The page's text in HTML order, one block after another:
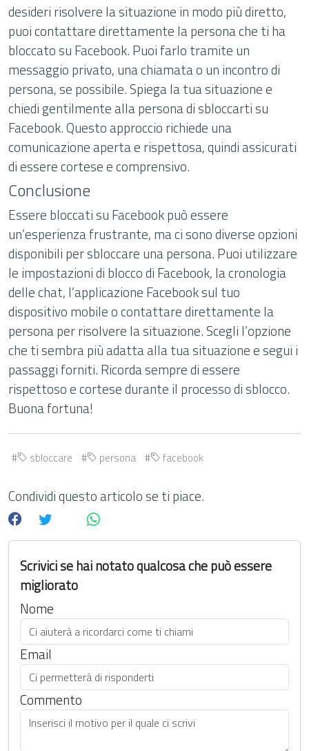
desideri risolvere la situazione in modo più diretto,
puoi contattare direttamente la persona che ti ha
bloccato su Facebook. Puoi farlo tramite un
messaggio privato, una chiamata o un incontro di
persona, se possibile. Spiega la tua situazione e
chiedi gentilmente alla persona di sbloccarti su
Facebook. Questo approccio richiede una
comunicazione aperta e rispettosa, quindi assicurati
di essere cortese e comprensivo.
Conclusione
Essere bloccati su Facebook può essere
un’esperienza frustrante, ma ci sono diverse opzioni
disponibili per sbloccare una persona. Puoi utilizzare
le impostazioni di blocco di Facebook, la cronologia
delle chat, l’applicazione Facebook sul tuo
dispositivo mobile o contattare direttamente la
persona per risolvere la situazione. Scegli l’opzione
che ti sembra più adatta alla tua situazione e segui i
passaggi forniti. Ricorda sempre di essere
rispettoso e cortese durante il processo di sblocco.
Buona fortuna!
sbloccare persona facebook
Condividi questo articolo se ti piace.
Scrivici se hai notato qualcosa che può essere
migliorato
Nome
Email
Commento